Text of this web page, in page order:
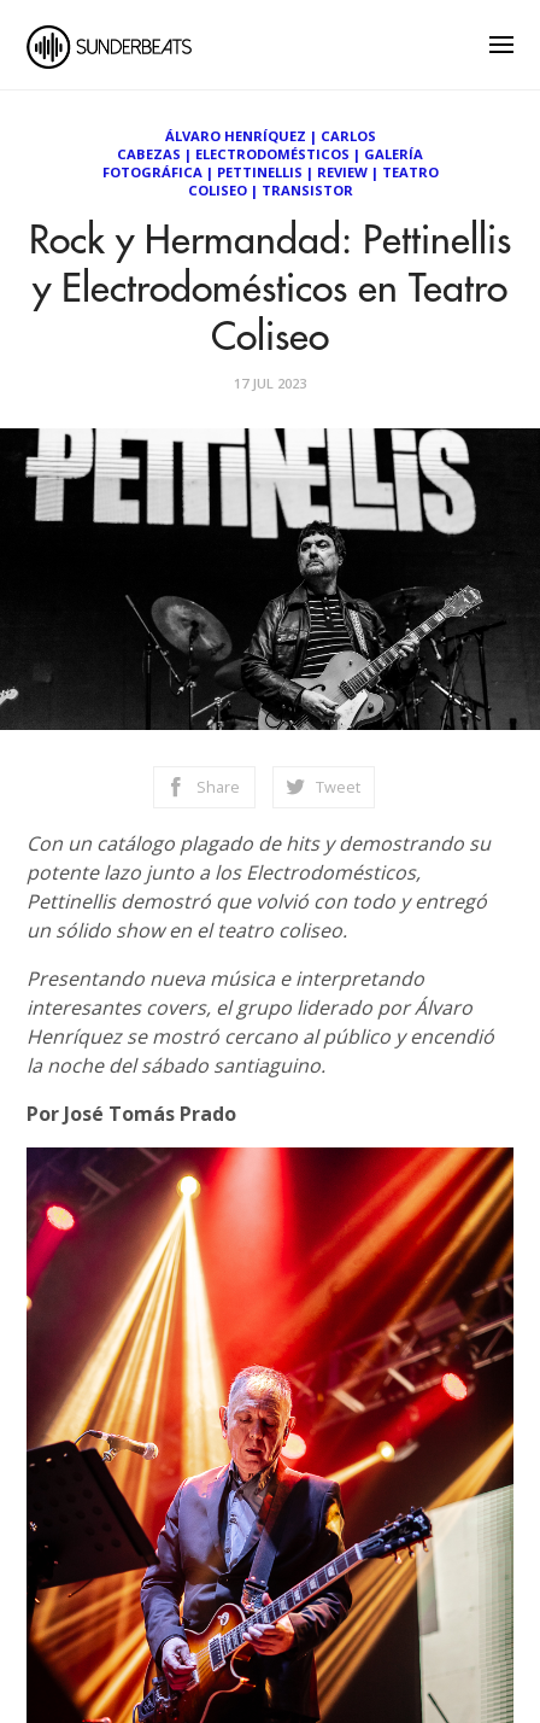
ÁLVARO HENRÍQUEZ | CARLOS
CABEZAS | ELECTRODOMÉSTICOS | GALERÍA
FOTOGRÁFICA| PETTINELLIS | REVIEW| TEATRO
COLISEO| TRANSISTOR
Rock y Hermandad: Pettinellis
y Electrodomésticos en Teatro
Coliseo
17 JUL 2023
Share Tweet
Con un catálogo plagado de hits y demostrando su
potente lazo junto a los Electrodomésticos,
Pettinellis demostró que volvió con todo y entregó
un sólido show en el teatro coliseo.
Presentando nueva música e interpretando
interesantes covers, el grupo liderado por Álvaro
Henríquez se mostró cercano al público y encendió
la noche del sábado santiaguino.
Por José Tomás Prado